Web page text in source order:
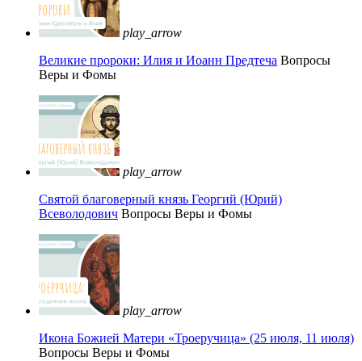
play_arrow
Великие пророки: Илия и Иоанн Предтеча Вопросы
Веры и Фомы
play_arrow
Святой благоверный князь Георгий (Юрий)
Всеволодович Вопросы Веры и Фомы
play_arrow
Икона Божией Матери «Троеручица» (25 июля, 11 июля)
Вопросы Веры и Фомы